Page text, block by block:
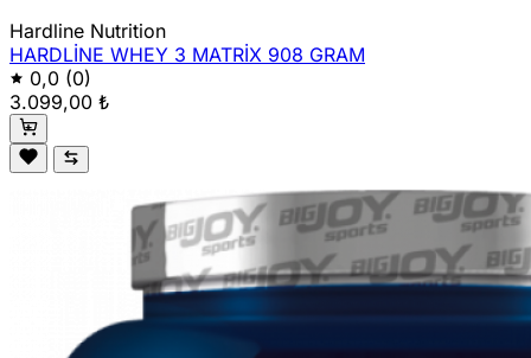
Hardline Nutrition
HARDLİNE WHEY 3 MATRİX 908 GRAM
0,0 (0)
3.099,00 ₺